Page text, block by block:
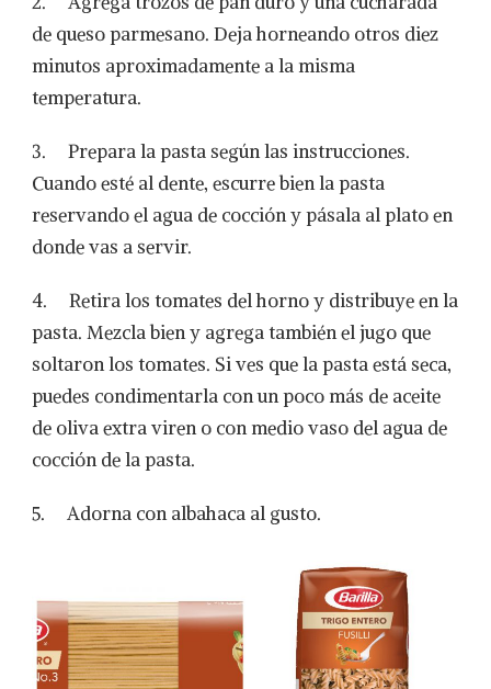
de queso parmesano. Deja horneando otros diez
minutos aproximadamente a la misma
temperatura.
3. Prepara la pasta según las instrucciones.
Cuando esté al dente, escurre bien la pasta
reservando el agua de cocción y pásala al plato en
donde vas a servir.
4. Retira los tomates del horno y distribuye en la
pasta. Mezcla bien y agrega también el jugo que
soltaron los tomates. Si ves que la pasta está seca,
puedes condimentarla con un poco más de aceite
de oliva extra viren o con medio vaso del agua de
cocción de la pasta.
5. Adorna con albahaca al gusto.